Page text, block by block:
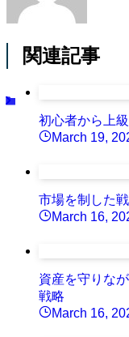
関連記事
初心者から上
March 19,
市場を制した
March 16,
資産を守りな
戦略
March 16,